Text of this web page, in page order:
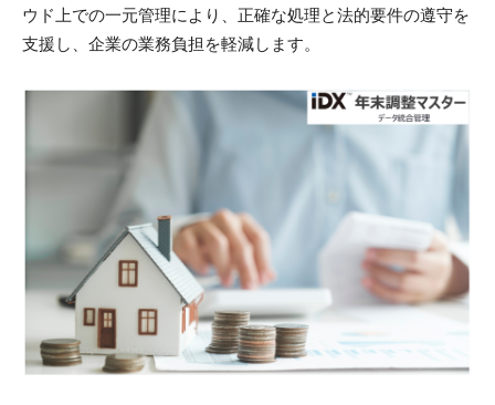
ウド上での一元管理により、正確な処理と法的要件の遵守を
支援し、企業の業務負担を軽減します。